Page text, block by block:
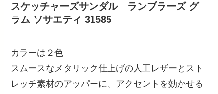
スケッチャーズサンダル ランブラーズ グ
ラム ソサエティ 31585
カラーは２色
スムースなメタリック仕上げの人工レザーとスト
レッチ素材のアッパーに、アクセントを効かせる